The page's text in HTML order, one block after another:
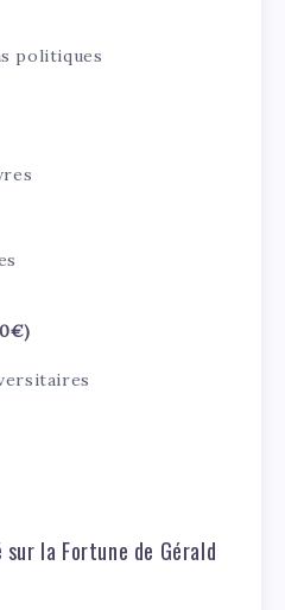
politiques
la Fortune de Gérald